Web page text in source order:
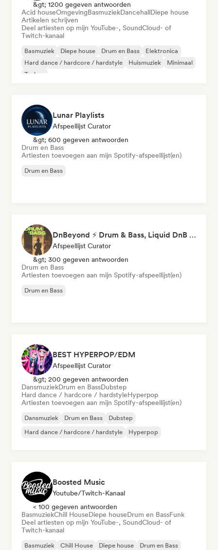
&gt; 1200 gegeven antwoorden
Acid houseOmgevingBasmuziekDancehallDiepe house
Artikelen schrijven
Deel artiesten op mijn YouTube-, SoundCloud- of
Twitch-kanaal
Basmuziek Diepe house Drum en Bass
Elektronica
Hard dance / hardcore / hardstyle
Huismuziek
Minimaal
Techno
Lunar Playlists
Afspeellijst Curator
&gt; 600 gegeven antwoorden
Drum en Bass
Artiesten toevoegen aan mijn Spotify-afspeellijst(en)
Drum en Bass
DnBeyond ⚡ Drum & Bass, Liquid DnB & Jungle
Afspeellijst Curator
&gt; 300 gegeven antwoorden
Drum en Bass
Artiesten toevoegen aan mijn Spotify-afspeellijst(en)
Drum en Bass
BEST HYPERPOP/EDM
Afspeellijst Curator
&gt; 200 gegeven antwoorden
DansmuziekDrum en BassDubstep
Hard dance / hardcore / hardstyleHyperpop
Artiesten toevoegen aan mijn Spotify-afspeellijst(en)
Dansmuziek Drum en Bass
Dubstep
Hard dance / hardcore / hardstyle
Hyperpop
Boosted Music
Youtube/Twitch-Kanaal
< 100 gegeven antwoorden
BasmuziekChill HouseDiepe houseDrum en BassFunk
Deel artiesten op mijn YouTube-, SoundCloud- of
Twitch-kanaal
Basmuziek Chill House Diepe house Drum en Bass